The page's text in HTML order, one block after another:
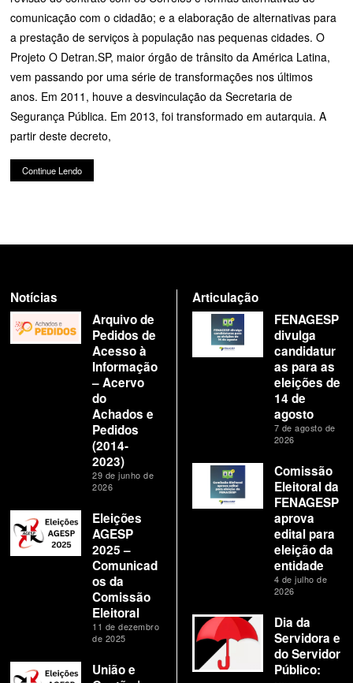
comunicação com o cidadão; e a elaboração de alternativas para
a prestação de serviços à população nas pequenas cidades. O
Projeto O Detran.SP, maior órgão de trânsito da América Latina,
vem passando por uma série de transformações nos últimos
anos. Em 2011, houve a desvinculação da Secretaria de
Segurança Pública. Em 2013, foi transformado em autarquia. A
partir deste decreto,
Continue Lendo
Notícias
Arquivo de
Pedidos de
Acesso à
Informação
– Acervo
do
Achados e
Pedidos
(2014-
2023)
29 de junho de
2026
Eleições
AGESP
2025 –
Comunicad
os da
Comissão
Eleitoral
11 de dezembro
de 2025
União e
Articulação
FENAGESP
divulga
candidatur
as para as
eleições de
14 de
agosto
7 de agosto de
2026
Comissão
Eleitoral da
FENAGESP
aprova
edital para
eleição da
entidade
4 de julho de
2026
Dia da
Servidora e
do Servidor
Público: